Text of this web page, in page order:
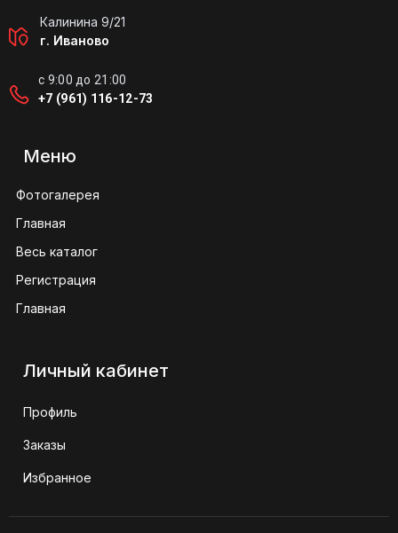
Калинина 9/21
г. Иваново
с 9:00 до 21:00
+7 (961) 116-12-73
Меню
Фотогалерея
Главная
Весь каталог
Регистрация
Главная
Личный кабинет
Профиль
Заказы
Избранное